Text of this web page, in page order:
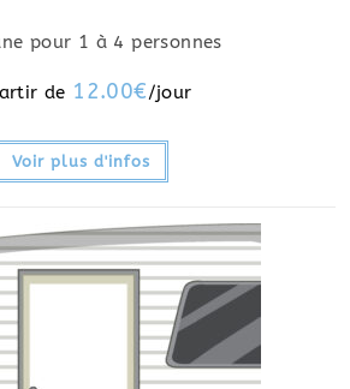
pour 1 à 4 personnes
12.00€
Voir plus d'infos